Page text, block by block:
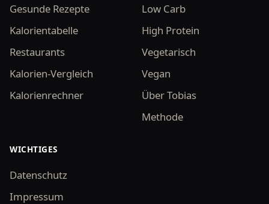
Gesunde Rezepte
Kalorientabelle
Restaurants
Kalorien-Vergleich
Kalorienrechner
Low Carb
High Protein
Vegetarisch
Vegan
Über Tobias
Methode
WICHTIGES
Datenschutz
Impressum